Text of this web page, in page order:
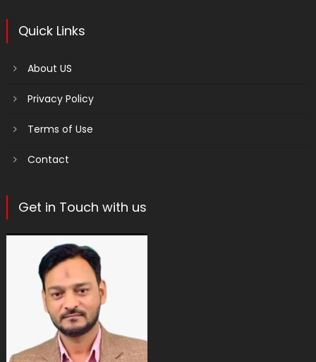
Quick Links
About US
Privacy Policy
Terms of Use
Contact
Get in Touch with us